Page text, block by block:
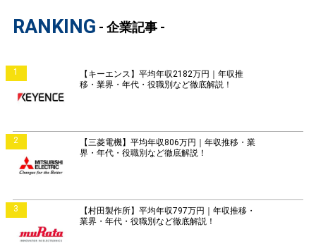
RANKING - 企業記事 -
1
【キーエンス】平均年収2182万円｜年収推
移・業界・年代・役職別など徹底解説！
2
【三菱電機】平均年収806万円｜年収推移・業
界・年代・役職別など徹底解説！
3
【村田製作所】平均年収797万円｜年収推移・
業界・年代・役職別など徹底解説！